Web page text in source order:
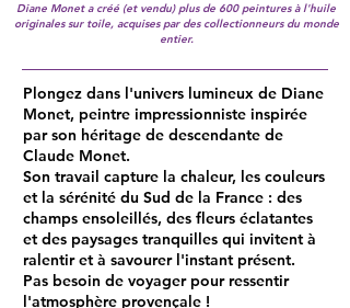
Diane Monet a créé (et vendu) plus de 600 peintures à l'huile
originales sur toile, acquises par des collectionneurs du monde
entier.
Plongez dans l'univers lumineux de Diane
Monet, peintre impressionniste inspirée
par son héritage de descendante de
Claude Monet.
Son travail capture la chaleur, les couleurs
et la sérénité du Sud de la France : des
champs ensoleillés, des fleurs éclatantes
et des paysages tranquilles qui invitent à
ralentir et à savourer l'instant présent.
Pas besoin de voyager pour ressentir
l'atmosphère provençale !